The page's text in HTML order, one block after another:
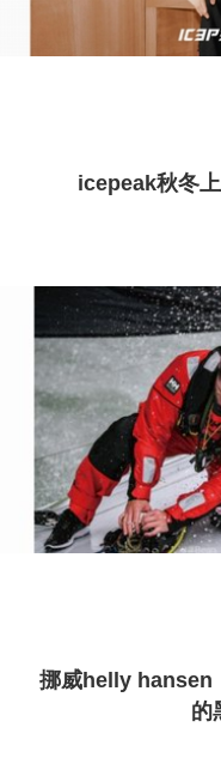
icepeak秋冬
挪威helly hansen
的